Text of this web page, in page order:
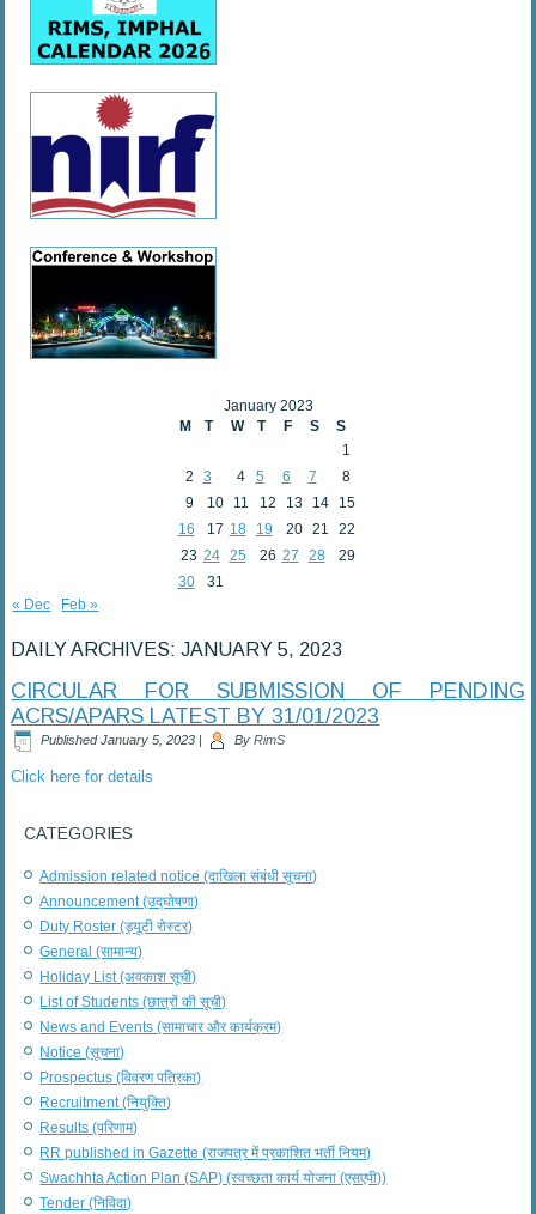
January 2023
M
T W T F S
S
1
2
3 4 5 6 7
8
9
10 11 12 13 14
15
16
17 18 19 20 21
22
23 24 25 26 27 28
29
30
31
« Dec
Feb »
DAILY ARCHIVES:JANUARY 5, 2023
CIRCULAR FOR SUBMISSION OF PENDING
ACRS/APARS LATEST BY 31/01/2023
Published January 5, 2023 | By RimS
Click here for details
CATEGORIES
Admission related notice (दाखिला संबंधी सूचना)
Announcement (उद्घोषणा)
Duty Roster (ड्यूटी रोस्टर)
General (सामान्य)
Holiday List (अवकाश सूची)
List of Students (छात्रों की सूची)
News and Events (सामाचार और कार्यक्रम)
Notice (सूचना)
Prospectus (विवरण पत्रिका)
Recruitment (नियुक्ति)
Results (परिणाम)
RR published in Gazette (राजपत्र में प्रकाशित भर्ती नियम)
Swachhta Action Plan (SAP) (स्वच्छता कार्य योजना (एसएपी))
Tender (निविदा)